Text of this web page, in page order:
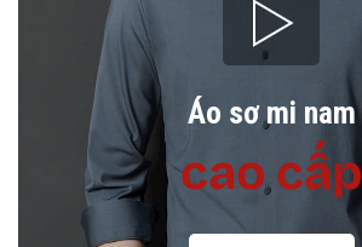
Áo sơ mi nam
cao cấp